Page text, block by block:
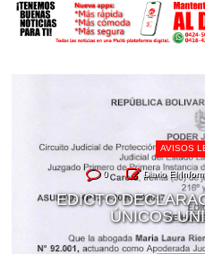
AVISOS
0 Diario El
EDICTO
ÚNICOS